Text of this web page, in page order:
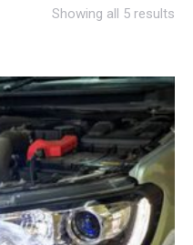
Showing all 5 results